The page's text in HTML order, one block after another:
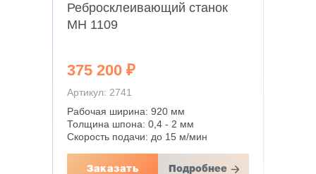
Ребросклеивающий станок
MH 1109
375 200 ₽
Артикул: 2741
Рабочая ширина: 920 мм
Толщина шпона: 0,4 - 2 мм
Скорость подачи: до 15 м/мин
Заказать Подробнее